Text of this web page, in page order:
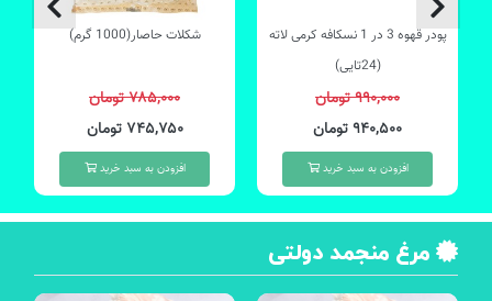
پودر قهوه 3 در 1 نسکافه کرمی لاته
(24تایی)
۹۹۰,۰۰۰ تومان
۹۴۰,۵۰۰ تومان
افزودن به سبد خرید
شکلات حاصار(1000 گرم)
۷۸۵,۰۰۰ تومان
۷۴۵,۷۵۰ تومان
افزودن به سبد خرید
مرغ منجمد دولتی